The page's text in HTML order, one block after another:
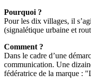
Pourquoi ?
Pour les dix villages, il
(signalétique urbaine et
Comment ?
Dans le cadre d’une
communication. Une
fédératrice de la marque :